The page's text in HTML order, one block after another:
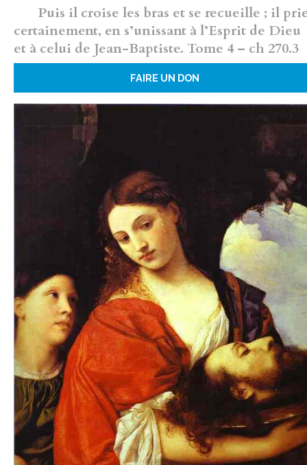
Puis il croise les bras et se recueille ; il
certainement, en s’unissant à l’Esprit de Dieu
et à celui de Jean-Baptiste. Tome 4 – ch 270.3
FAIRE UN DON